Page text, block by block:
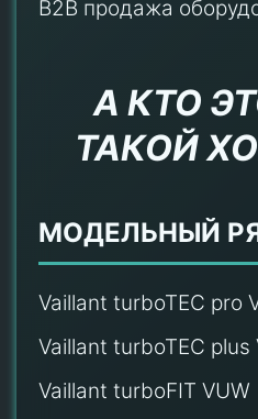
B2B продажа
А КТО
ТАКОЙ
МОДЕЛЬНЫЙ
Vaillant turboTEC pro
Vaillant turboTEC plus
Vaillant turboFIT VUW